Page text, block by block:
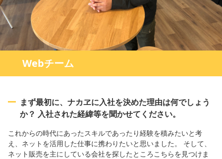
Webチーム
まず最初に、ナカヱに入社を決めた理由は何でしょう
か？ 入社された経緯等を聞かせてください。
これからの時代にあったスキルであったり経験を積みたいと考
え、ネットを活用した仕事に携わりたいと思いました。 そして、
ネット販売を主にしている会社を探したところこちらを見つけま